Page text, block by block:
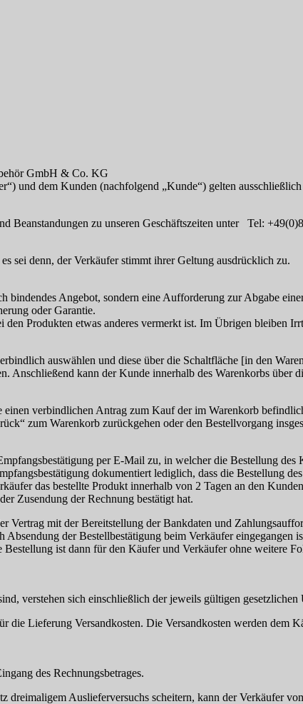
GmbH & Co. KG
und dem Kunden (nachfolgend „Kunde“) gelten
Beanstandungen zu unseren Geschäftszeiten unter Tel:
sei denn, der Verkäufer stimmt ihrer Geltung ausdrücklich zu.
Angebot, sondern eine Aufforderung zur Abgabe
oder Garantie.
Produkten etwas anderes vermerkt ist. Im Übrigen bleiben
auswählen und diese über die Schaltfläche [in den
Anschließend kann der Kunde innerhalb des Warenkorbs über
verbindlichen Antrag zum Kauf der im Warenkorb
zum Warenkorb zurückgehen oder den Bestellvorgang
per E-Mail zu, in welcher die Bestellung
dokumentiert lediglich, dass die Bestellung
das bestellte Produkt innerhalb von 2 Tagen an den
Zusendung der Rechnung bestätigt hat.
Vertrag mit der Bereitstellung der Bankdaten und
der Bestellbestätigung beim Verkäufer eingegangen
ist dann für den Käufer und Verkäufer ohne weitere
verstehen sich einschließlich der jeweils gültigen gesetzlichen
die Lieferung Versandkosten. Die Versandkosten werden dem
des Rechnungsbetrages.
dreimaligem Auslieferversuchs scheitern, kann der Verkäufer